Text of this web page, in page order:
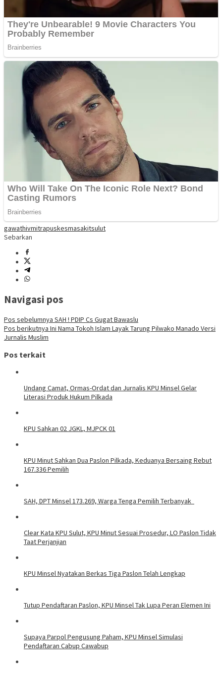
gawathivmitrapuskesmasakitsulut
Sebarkan
Navigasi pos
Pos sebelumnya SAH ! PDIP Cs Gugat Bawaslu
Pos berikutnya Ini Nama Tokoh Islam Layak Tarung Pilwako Manado Versi
Jurnalis Muslim
Pos terkait
Undang Camat, Ormas-Ordat dan Jurnalis KPU Minsel Gelar
Literasi Produk Hukum Pilkada
KPU Sahkan 02 JGKL, MJPCK 01
KPU Minut Sahkan Dua Paslon Pilkada, Keduanya Bersaing Rebut
167.336 Pemilih
SAH, DPT Minsel 173.269, Warga Tenga Pemilih Terbanyak
Clear Kata KPU Sulut, KPU Minut Sesuai Prosedur, LO Paslon Tidak
Taat Perjanjian
KPU Minsel Nyatakan Berkas Tiga Paslon Telah Lengkap
Tutup Pendaftaran Paslon, KPU Minsel Tak Lupa Peran Elemen Ini
Supaya Parpol Pengusung Paham, KPU Minsel Simulasi
Pendaftaran Cabup Cawabup